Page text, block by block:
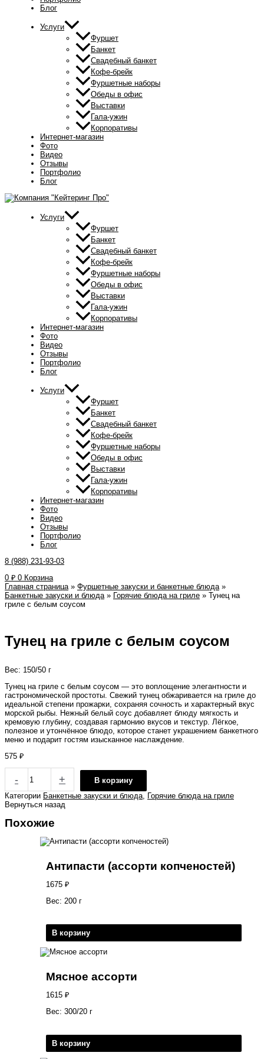
Блог
Услуги
Фуршет
Банкет
Свадебный банкет
Кофе-брейк
Фуршетные наборы
Обеды в офис
Выставки
Гала-ужин
Корпоративы
Интернет-магазин
Фото
Видео
Отзывы
Портфолио
Блог
Услуги
Фуршет
Банкет
Свадебный банкет
Кофе-брейк
Фуршетные наборы
Обеды в офис
Выставки
Гала-ужин
Корпоративы
Интернет-магазин
Фото
Видео
Отзывы
Портфолио
Блог
Услуги
Фуршет
Банкет
Свадебный банкет
Кофе-брейк
Фуршетные наборы
Обеды в офис
Выставки
Гала-ужин
Корпоративы
Интернет-магазин
Фото
Видео
Отзывы
Портфолио
Блог
8 (988) 231-93-03
0 ₽ 0 Корзина
Главная страница » Фуршетные закуски и банкетные блюда »
Банкетные закуски и блюда » Горячие блюда на гриле » Тунец на
гриле с белым соусом
Тунец на гриле с белым соусом
Вес: 150/50 г
Тунец на гриле с белым соусом — это воплощение элегантности и
гастрономической простоты. Свежий тунец обжаривается на гриле до
идеальной степени прожарки, сохраняя сочность и характерный вкус
морской рыбы. Нежный белый соус добавляет блюду мягкость и
кремовую глубину, создавая гармонию вкусов и текстур. Лёгкое,
полезное и утончённое блюдо, которое станет украшением банкетного
меню и подарит гостям изысканное наслаждение.
575 ₽
- +
В корзину
Категории Банкетные закуски и блюда, Горячие блюда на гриле
Вернуться назад
Похожие
Антипасти (ассорти копченостей)
1675 ₽
Вес: 200 г
В корзину
Мясное ассорти
1615 ₽
Вес: 300/20 г
В корзину